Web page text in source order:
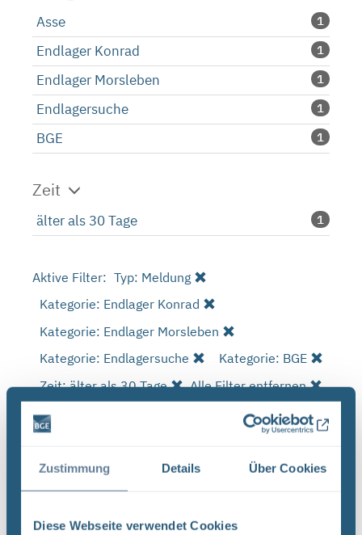
Zustimmung Details Über Cookies
Diese Webseite verwendet Cookies
Asse 1
Endlager Konrad 1
Endlager Morsleben 1
Endlagersuche 1
BGE 1
Zeit
älter als 30 Tage 1
Aktive Filter: Typ: Meldung
Kategorie: Endlager Konrad
Kategorie: Endlager Morsleben
Kategorie: Endlagersuche
Kategorie: BGE
Zeit: älter als 30 Tage
Alle Filter entfernen
Es wurde 1 Ergebnis in 1 Millisekunden gefunden.
Ergebnisse pro Seite:
1